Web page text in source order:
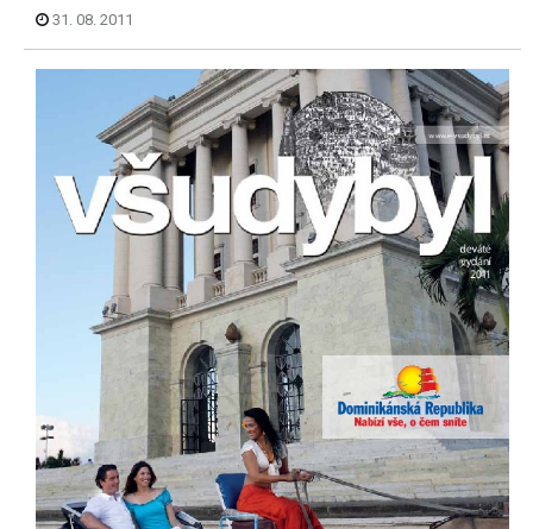
31. 08. 2011